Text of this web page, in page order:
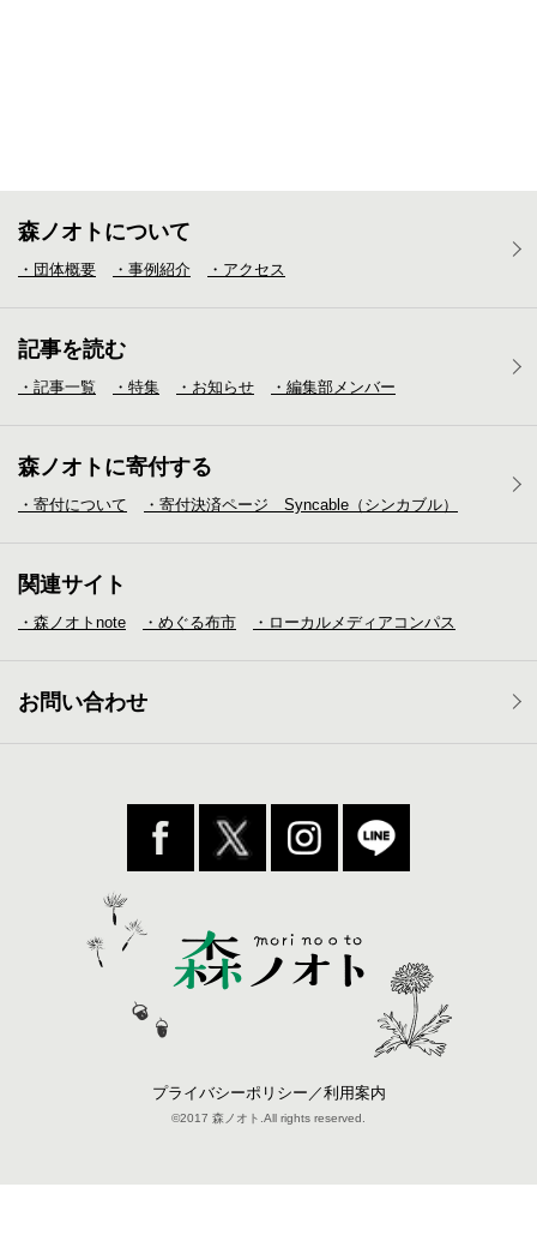
森ノオトについて
・団体概要 ・事例紹介 ・アクセス
記事を読む
・記事一覧 ・特集 ・お知らせ ・編集部メンバー
森ノオトに寄付する
・寄付について ・寄付決済ページ Syncable（シンカブル）
関連サイト
・森ノオトnote ・めぐる布市 ・ローカルメディア コンパス
お問い合わせ
プライバシーポリシー／利用案内
©2017 森ノオト.All rights reserved.